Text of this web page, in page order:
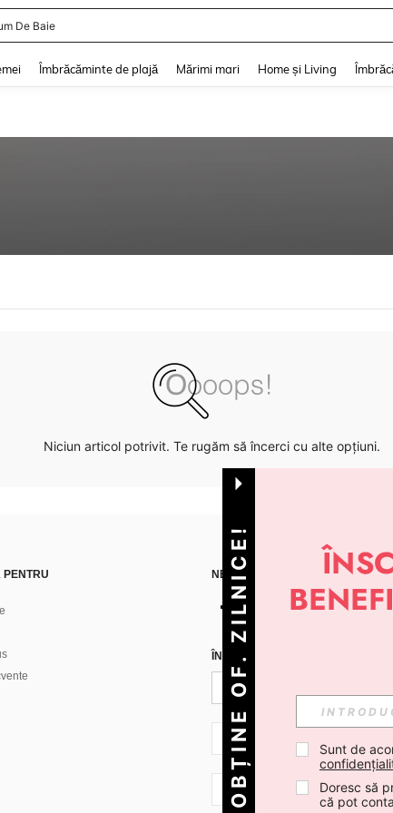
De Baie
Îmbrăcăminte de plajă Mărimi mari Home și Living
Niciun articol potrivit. Te rugăm să încerci cu alte opțiuni.
PENTRU
NE GĂSEȘTI PE
ÎNREGISTREAZĂ-TE PENTRU A
RO + 40
RO + 40
OBȚINE OF. ZILNICE! Sunt de
Doresc să
că pot